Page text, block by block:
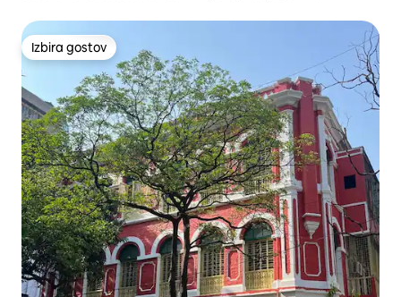
Izbira gostov
Izbira gostov